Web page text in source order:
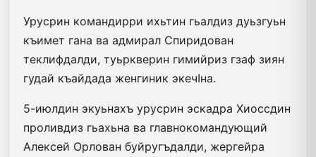
Урусрин командирри ихьтин гьалдиз дуьзгуьн
къимет гана ва адмирал Спи­ридован
теклифдалди, туьркверин гимийриз гзаф зиян
гудай къайдада женгиник экечIна.
5-июлдин экуьнахъ урусрин эскадра Хиоссдин
проливдиз гьахьна ва главнокомандующий
Алексей Орлован буйругъдалди, жергейра